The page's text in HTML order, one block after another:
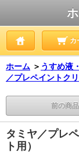
カ
ホーム ＞ うすめ液
／プレペイントク
前の商
タミヤ／プレ
ト用）